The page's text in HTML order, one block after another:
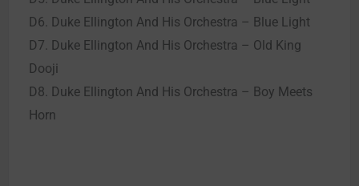
D6. Duke Ellington And His Orchestra – Blue Light
D7. Duke Ellington And His Orchestra – Old King
Dooji
D8. Duke Ellington And His Orchestra – Boy Meets
Horn